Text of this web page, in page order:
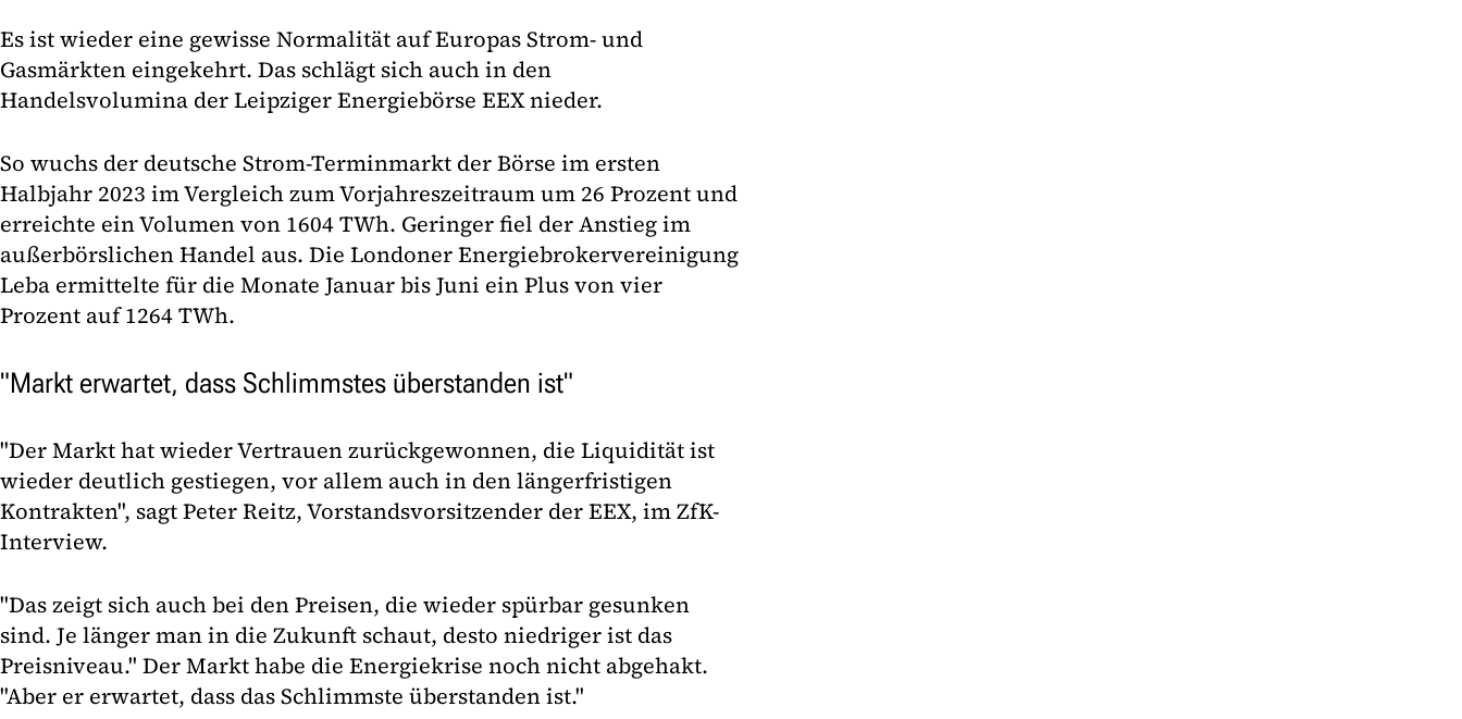
Es ist wieder eine gewisse Normalität auf Europas Strom- und
Gasmärkten eingekehrt. Das schlägt sich auch in den
Handelsvolumina der Leipziger Energiebörse EEX nieder.
So wuchs der deutsche Strom-Terminmarkt der Börse im ersten
Halbjahr 2023 im Vergleich zum Vorjahreszeitraum um 26 Prozent und
erreichte ein Volumen von 1604 TWh. Geringer fiel der Anstieg im
außerbörslichen Handel aus. Die Londoner Energiebrokervereinigung
Leba ermittelte für die Monate Januar bis Juni ein Plus von vier
Prozent auf 1264 TWh.
"Markt erwartet, dass Schlimmstes überstanden ist"
"Der Markt hat wieder Vertrauen zurückgewonnen, die Liquidität ist
wieder deutlich gestiegen, vor allem auch in den längerfristigen
Kontrakten", sagt Peter Reitz, Vorstandsvorsitzender der EEX, im ZfK-
Interview.
"Das zeigt sich auch bei den Preisen, die wieder spürbar gesunken
sind. Je länger man in die Zukunft schaut, desto niedriger ist das
Preisniveau." Der Markt habe die Energiekrise noch nicht abgehakt.
"Aber er erwartet, dass das Schlimmste überstanden ist."